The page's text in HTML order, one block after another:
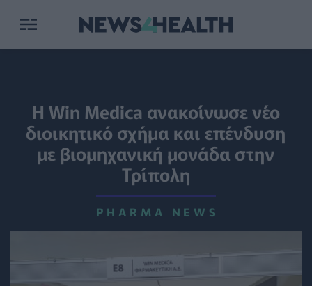
Η Win Medica ανακοίνωσε νέο
διοικητικό σχήμα και επένδυση
με βιομηχανική μονάδα στην
Τρίπολη
PHARMA NEWS